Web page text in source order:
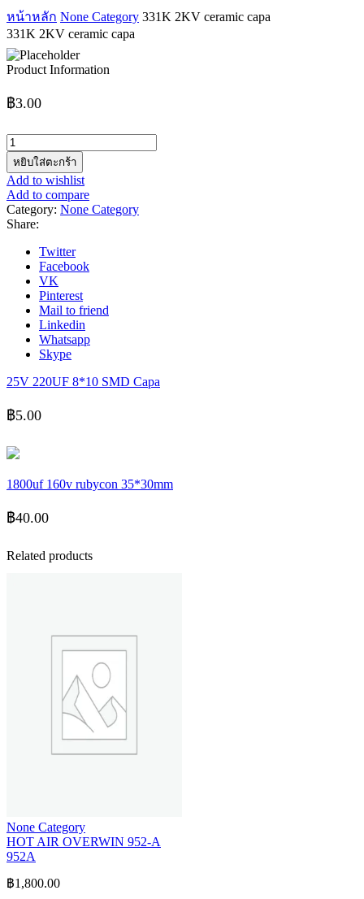
หน้าหลัก None Category 331K 2KV ceramic capa
331K 2KV ceramic capa
Product Information
฿3.00
จำนวน
331K
2KV
ceramic
capa
ชิ้น
หยิบใส่ตะกร้า
Add to wishlist
Add to compare
Category: None Category
Share:
Twitter
Facebook
VK
Pinterest
Mail to friend
Linkedin
Whatsapp
Skype
25V 220UF 8*10 SMD Capa
฿5.00
1800uf 160v rubycon 35*30mm
฿40.00
Related products
None Category
HOT AIR OVERWIN 952-A
952A
฿1,800.00